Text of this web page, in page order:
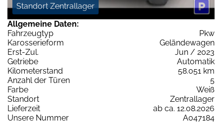
Standort Zentrallager
Allgemeine Daten:
Fahrzeugtyp
Pkw
Karosserieform
Geländewagen
Erst-Zul.
Jun / 2023
Getriebe
Automatik
Kilometerstand
58.051 km
Anzahl der Türen
5
Farbe
Weiß
Standort
Zentrallager
Lieferzeit
ab ca. 12.08.2026
Unsere Nummer
A047184